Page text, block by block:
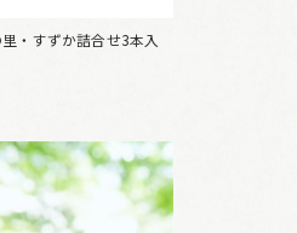
・すずか詰合せ3本入